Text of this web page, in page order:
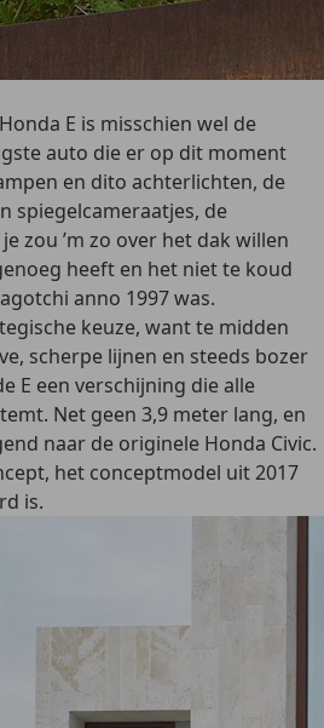
E is misschien wel de
auto die er op dit moment
en dito achterlichten, de
spiegelcameraatjes, de
zou ’m zo over het dak willen
heeft en het niet te koud
anno 1997 was.
keuze, want te midden
scherpe lijnen en steeds bozer
E een verschijning die alle
Net geen 3,9 meter lang, en
naar de originele Honda Civic.
het conceptmodel uit 2017
is.